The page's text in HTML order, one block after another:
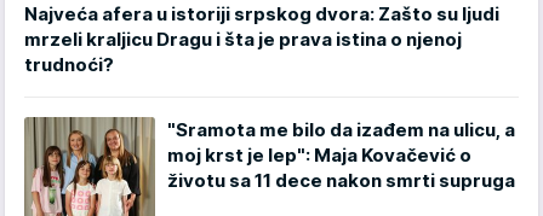
Najveća afera u istoriji srpskog dvora: Zašto su ljudi
mrzeli kraljicu Dragu i šta je prava istina o njenoj
trudnoći?
"Sramota me bilo da izađem na ulicu, a
moj krst je lep": Maja Kovačević o
životu sa 11 dece nakon smrti supruga